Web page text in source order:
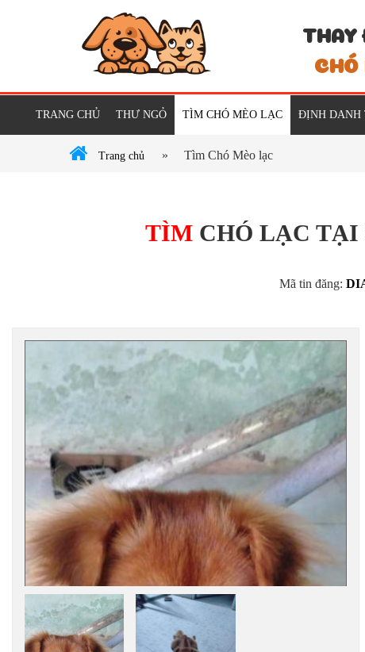
THAY
CHÓ
TRANG CHỦ THƯ NGỎ TÌM CHÓ MÈO LẠC ĐỊNH DANH
Trang chủ » Tìm Chó Mèo lạc
TÌM CHÓ LẠC TẠI
Mã tin đăng: